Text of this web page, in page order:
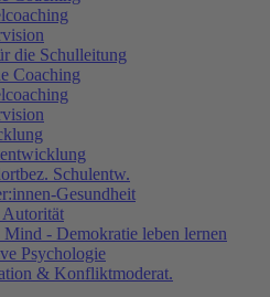
die Schulleitung
Coaching
Schulentw.
Gesundheit
Autorität
Mind - Demokratie leben lernen
Psychologie
& Konfliktmoderat.